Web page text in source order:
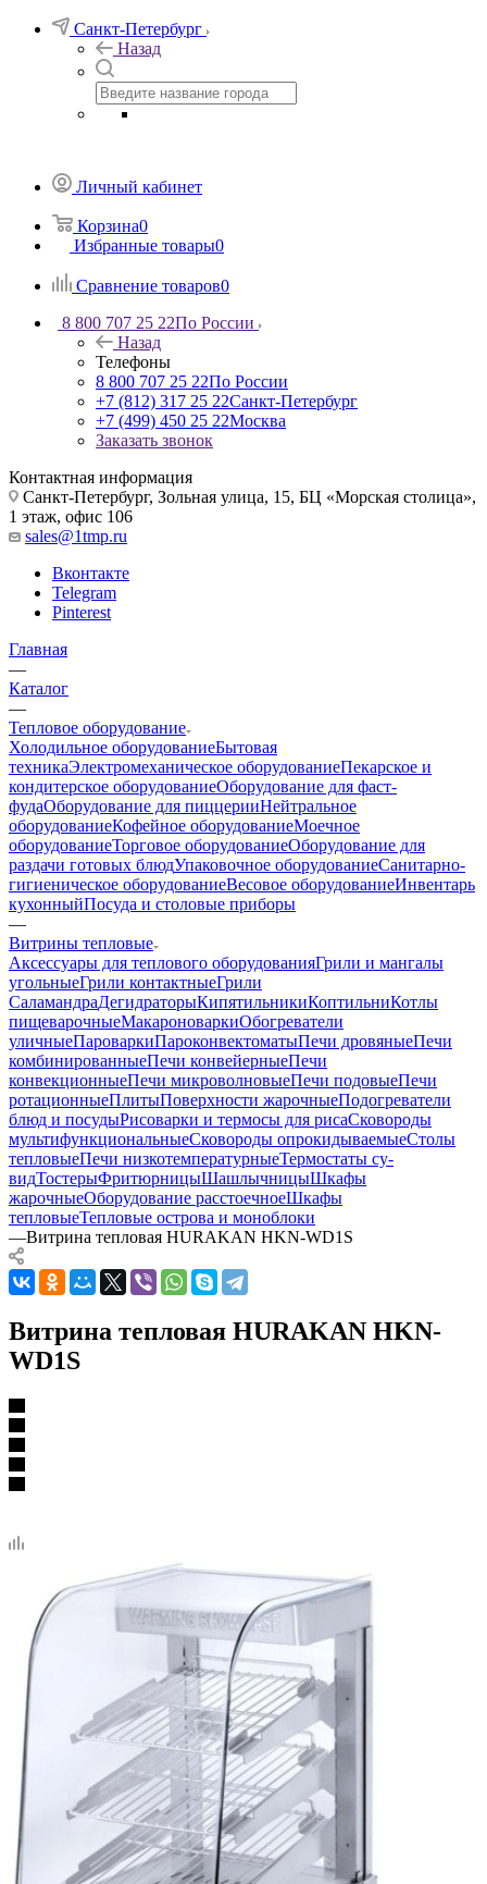
Санкт-Петербург
Назад
Личный кабинет
Корзина0
Избранные товары0
Сравнение товаров0
8 800 707 25 22По России
Назад
Телефоны
8 800 707 25 22По России
+7 (812) 317 25 22Санкт-Петербург
+7 (499) 450 25 22Москва
Заказать звонок
Контактная информация
Санкт-Петербург, Зольная улица, 15, БЦ «Морская столица»,
1 этаж, офис 106
sales@1tmp.ru
Вконтакте
Telegram
Pinterest
Главная
—
Каталог
—
Тепловое оборудование
Холодильное оборудованиеБытовая
техникаЭлектромеханическое оборудованиеПекарское и
кондитерское оборудованиеОборудование для фаст-
фудаОборудование для пиццерииНейтральное
оборудованиеКофейное оборудованиеМоечное
оборудованиеТорговое оборудованиеОборудование для
раздачи готовых блюдУпаковочное оборудованиеСанитарно-
гигиеническое оборудованиеВесовое оборудованиеИнвентарь
кухонныйПосуда и столовые приборы
—
Витрины тепловые
Аксессуары для теплового оборудованияГрили и мангалы
угольныеГрили контактныеГрили
СаламандраДегидраторыКипятильникиКоптильниКотлы
пищеварочныеМакароноваркиОбогреватели
уличныеПароваркиПароконвектоматыПечи дровяныеПечи
комбинированныеПечи конвейерныеПечи
конвекционныеПечи микроволновыеПечи подовыеПечи
ротационныеПлитыПоверхности жарочныеПодогреватели
блюд и посудыРисоварки и термосы для рисаСковороды
мультифункциональныеСковороды опрокидываемыеСтолы
тепловыеПечи низкотемпературныеТермостаты су-
видТостерыФритюрницыШашлычницыШкафы
жарочныеОборудование расстоечноеШкафы
тепловыеТепловые острова и моноблоки
—Витрина тепловая HURAKAN HKN-WD1S
Витрина тепловая HURAKAN HKN-
WD1S